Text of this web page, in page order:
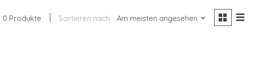
0 Produkte Sortieren nach Am meisten angesehen